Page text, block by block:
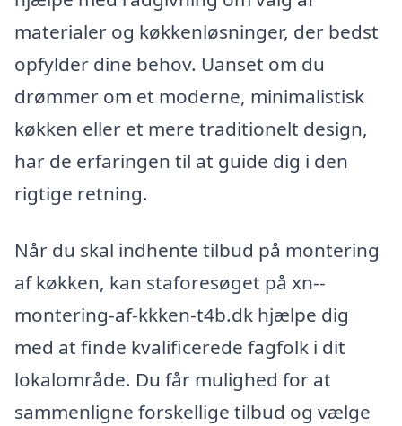
materialer og køkkenløsninger, der bedst
opfylder dine behov. Uanset om du
drømmer om et moderne, minimalistisk
køkken eller et mere traditionelt design,
har de erfaringen til at guide dig i den
rigtige retning.
Når du skal indhente tilbud på montering
af køkken, kan staforesøget på xn--
montering-af-kkken-t4b.dk hjælpe dig
med at finde kvalificerede fagfolk i dit
lokalområde. Du får mulighed for at
sammenligne forskellige tilbud og vælge